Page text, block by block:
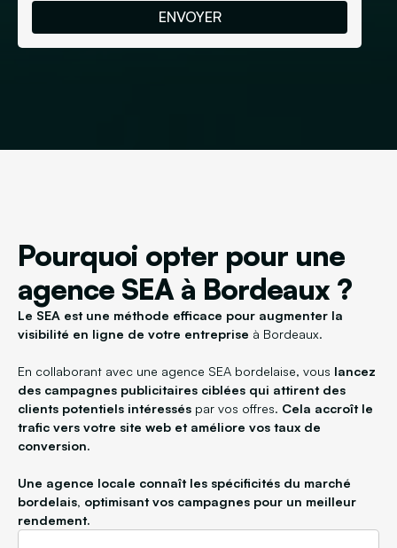
Pourquoi opter pour une
agence SEA à Bordeaux ?
Le SEA est une méthode efficace pour augmenter la
visibilité en ligne de votre entreprise à Bordeaux.
En collaborant avec une agence SEA bordelaise, vous lancez
des campagnes publicitaires ciblées qui attirent des
clients potentiels intéressés par vos offres. Cela accroît le
trafic vers votre site web et améliore vos taux de
conversion.
Une agence locale connaît les spécificités du marché
bordelais, optimisant vos campagnes pour un meilleur
rendement.